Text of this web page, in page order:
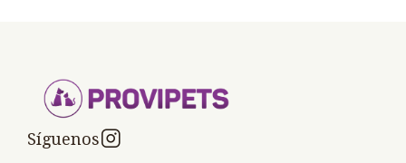
Síguenos